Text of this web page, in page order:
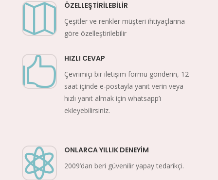
 ÖZELLEŞTIRILEBILIR
Çeşitler ve renkler müşteri ihtiyaçlarına
göre özelleştirilebilir
 HIZLI CEVAP
Çevrimiçi bir iletişim formu gönderin, 12
saat içinde e-postayla yanıt verin veya
hızlı yanıt almak için whatsapp’ı
ekleyebilirsiniz.
 ONLARCA YILLIK DENEYIM
2009’dan beri güvenilir yapay tedarikçi.